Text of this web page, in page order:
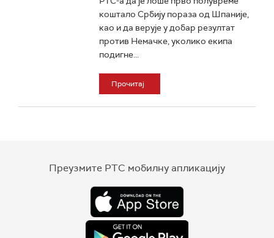
коштало Србију пораза од Шпаније,
као и да верује у добар резултат
против Немачке, уколико екипа
подигне...
Прочитај
Преузмите РТС мобилну апликацију